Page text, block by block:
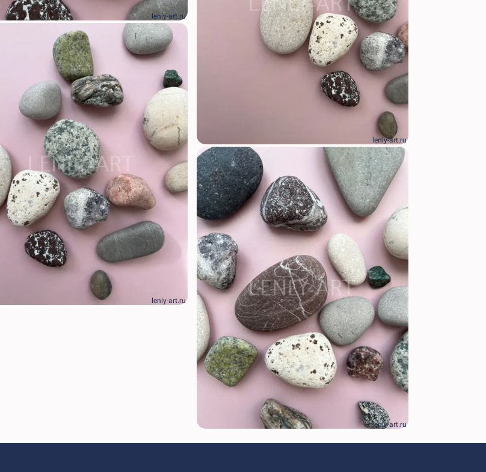
lenly-art.ru
lenly-art.ru
lenly-art.ru
lenly-art.ru